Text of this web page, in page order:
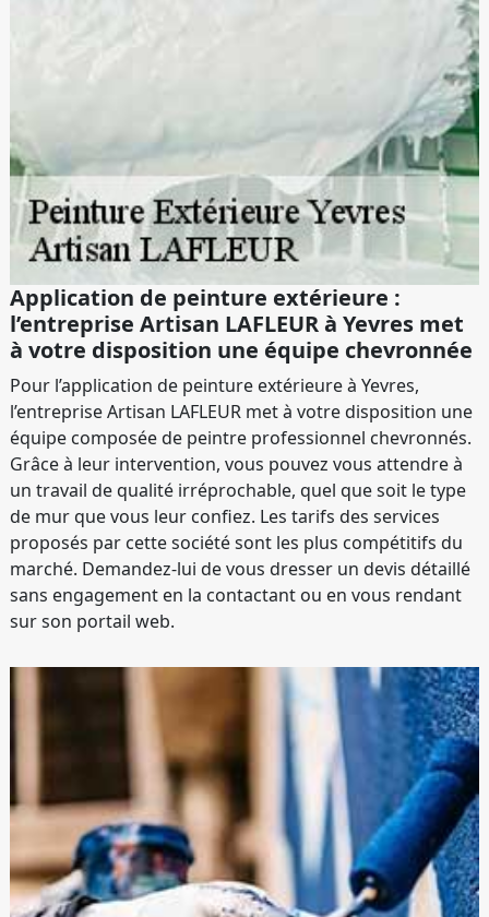
Application de peinture extérieure :
l’entreprise Artisan LAFLEUR à Yevres met
à votre disposition une équipe chevronnée
Pour l’application de peinture extérieure à Yevres,
l’entreprise Artisan LAFLEUR met à votre disposition une
équipe composée de peintre professionnel chevronnés.
Grâce à leur intervention, vous pouvez vous attendre à
un travail de qualité irréprochable, quel que soit le type
de mur que vous leur confiez. Les tarifs des services
proposés par cette société sont les plus compétitifs du
marché. Demandez-lui de vous dresser un devis détaillé
sans engagement en la contactant ou en vous rendant
sur son portail web.